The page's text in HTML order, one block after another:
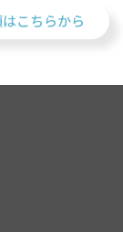
こちらから